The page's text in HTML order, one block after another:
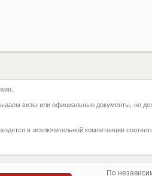
визы или официальные документы, но
в исключительной компетенции
По